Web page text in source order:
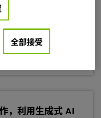
据中心（又称 AI 工
力系统、冷却系统及网
，利用生成式 AI
全部接受